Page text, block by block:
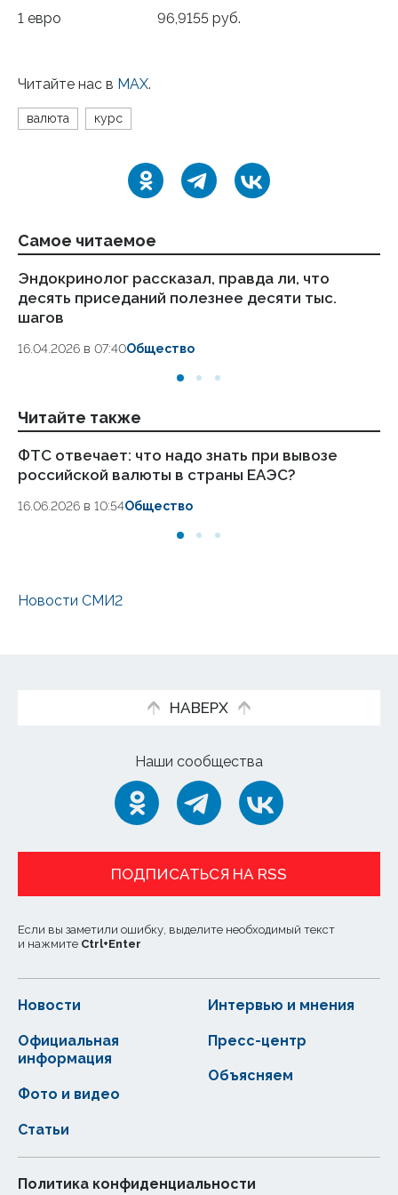
1 евро 96,9155 руб.
Читайте нас в МАХ.
валюта курс
Самое читаемое
Эндокринолог рассказал, правда ли, что
десять приседаний полезнее десяти тыс.
шагов
16.04.2026 в 07:40Общество
Читайте также
ФТС отвечает: что надо знать при вывозе
российской валюты в страны ЕАЭС?
16.06.2026 в 10:54Общество
Новости СМИ2
НАВЕРХ
Наши сообщества
ПОДПИСАТЬСЯ НА RSS
Если вы заметили ошибку, выделите необходимый текст
и нажмите Ctrl+Enter
Новости
Статьи
Официальная
информация
Интервью и мнения
Фото и видео
Пресс-центр
Объясняем
Политика конфиденциальности